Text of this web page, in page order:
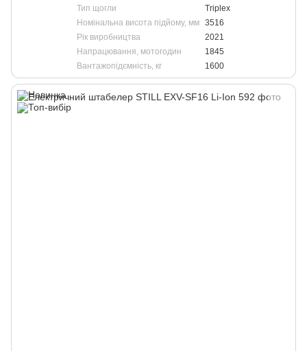
Тип щогли
Triplex
Номінальна висота підйому, мм 3516
Рік виробництва
2021
Напрацювання, мотогодин
1845
Вантажопідємність, кг
1600